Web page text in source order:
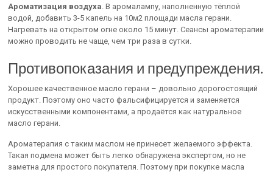
Ароматизация воздуха . В аромалампу, наполненную тёплой
водой, добавить 3-5 капель на 10м2 площади масла герани.
Нагревать на открытом огне около 15 минут. Сеансы ароматерапии
можно проводить не чаще, чем три раза в сутки.
Противопоказания и предупреждения.
Хорошее качественное масло герани – довольно дорогостоящий
продукт. Поэтому оно часто фальсифицируется и заменяется
искусственными компонентами, а продаётся как натуральное
масло герани.
Ароматерапия с таким маслом не принесет желаемого эффекта.
Такая подмена может быть легко обнаружена экспертом, но не
заметна для простого покупателя. Поэтому при покупке масла